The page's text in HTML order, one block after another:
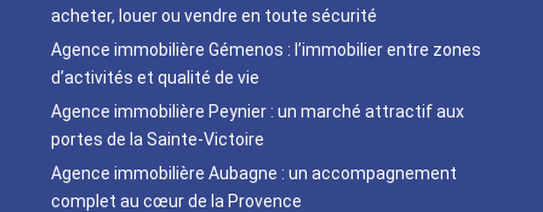
acheter, louer ou vendre en toute sécurité
Agence immobilière Gémenos : l’immobilier entre zones
d’activités et qualité de vie
Agence immobilière Peynier : un marché attractif aux
portes de la Sainte-Victoire
Agence immobilière Aubagne : un accompagnement
complet au cœur de la Provence